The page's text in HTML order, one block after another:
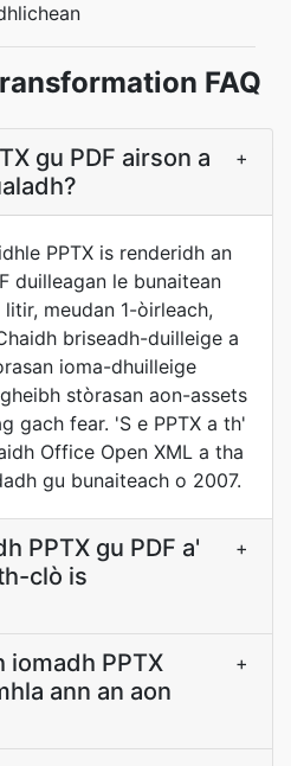
FAQ
gu PDF airson a
+
PPTX is renderidh an
duilleagan le bunaitean
meudan 1-òirleach,
briseadh-duilleige a
ioma-dhuilleige
gheibh stòrasan aon-assets
gach fear. 'S e PPTX a th'
Office Open XML a tha
gu bunaiteach o 2007.
PPTX gu PDF a'
clò is
+
iomadh PPTX
ann an aon
+